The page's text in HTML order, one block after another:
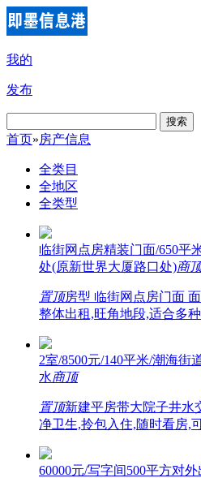
我的
发布
搜索
首页»房产信息
全类目
全地区
全类型
临街网点房精装门面/650平
处(原新世界大厦路口处)商
置顶房型 临街网点房门面
整体出租,旺角地段,适合多
2室/8500元/140平米/潮海街
水商顶
置顶新建平房带大院子井水
净卫生,拎包入住,随时看房,
60000元/写字间500平方对外